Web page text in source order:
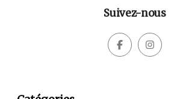
Suivez-nous
 